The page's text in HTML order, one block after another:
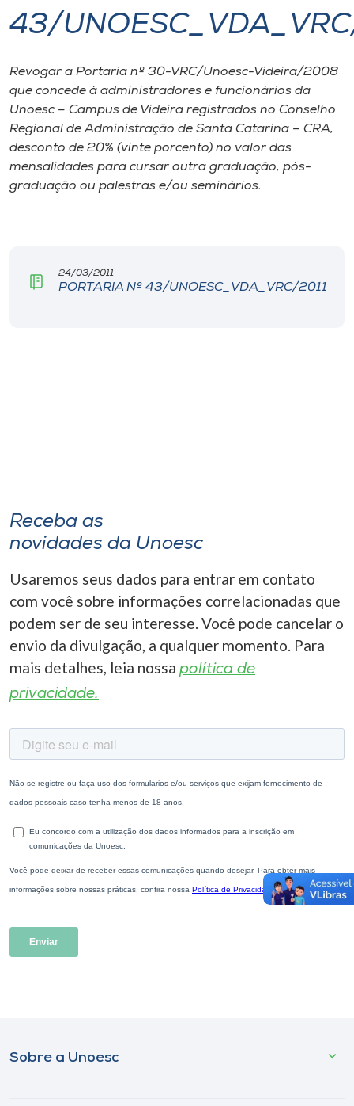
I.nova
Diplomados
Cultura
Editora
o idioma
A+
A-
43/
Revogar a Portaria nº 30-VRC/Unoesc-Videira/2008
que concede à administradores e funcionários da
Unoesc – Campus de Videira registrados no Conselho
Regional de Administração de Santa Catarina – CRA,
desconto de 20% (vinte porcento) no valor das
mensalidades para cursar outra graduação, pós-
graduação ou palestras e/ou seminários.
24/03/2011
PORTARIA Nº 43/UNOESC_VDA_VRC/2011
Receba as
novidades da Unoesc
Usaremos seus dados para entrar em contato
com você sobre informações correlacionadas que
podem ser de seu interesse. Você pode cancelar o
envio da divulgação, a qualquer momento. Para
mais detalhes, leia nossa política de
privacidade.
Sobre a Unoesc